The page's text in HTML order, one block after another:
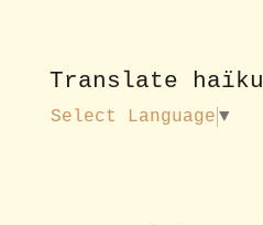
o
u
s
Translate haïku
Select Language ▼